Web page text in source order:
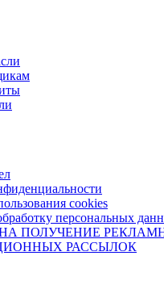
cookies
персональных
ПОЛУЧЕНИЕ
РАССЫЛОК